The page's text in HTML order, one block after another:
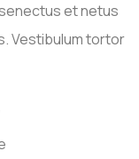
et netus
Vestibulum tortor